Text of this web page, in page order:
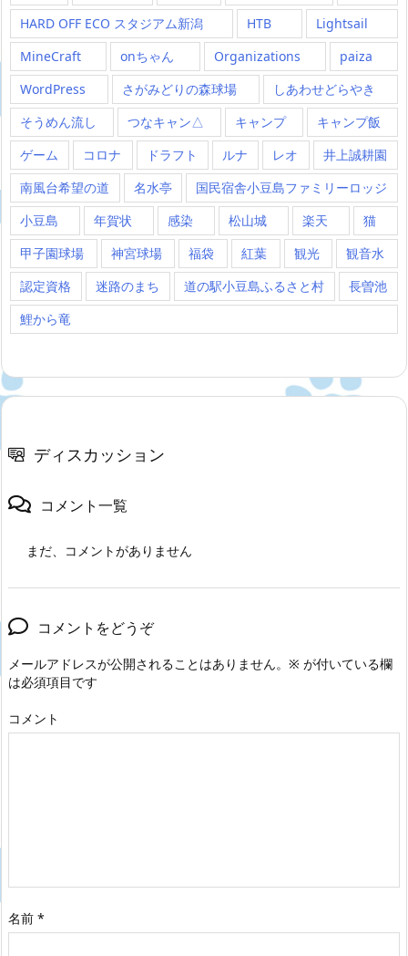
HARD OFF ECO スタジアム新潟
HTB
Lightsail
MineCraft
onちゃん Organizations
paiza
WordPress
さがみどりの森球場
しあわせどらやき
そうめん流し
つなキャン△ キャンプ
キャンプ飯
ゲーム
コロナ ドラフト ルナ レオ
井上誠耕園
南風台希望の道
名水亭
国民宿舎小豆島ファミリーロッジ
小豆島
年賀状 感染 松山城 楽天
猫
甲子園球場
神宮球場 福袋 紅葉 観光
観音水
認定資格
迷路のまち 道の駅小豆島ふるさと村
長曽池
鯉から竜
ディスカッション
コメント一覧
まだ、コメントがありません
コメントをどうぞ
メールアドレスが公開されることはありません。 ※ が付いている欄
は必須項目です
コメント
名前 *